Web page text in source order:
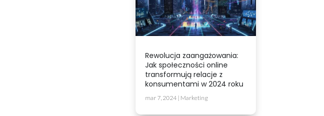
Rewolucja zaangażowania:
Jak społeczności online
transformują relacje z
konsumentami w 2024 roku
mar 7, 2024 | Marketing